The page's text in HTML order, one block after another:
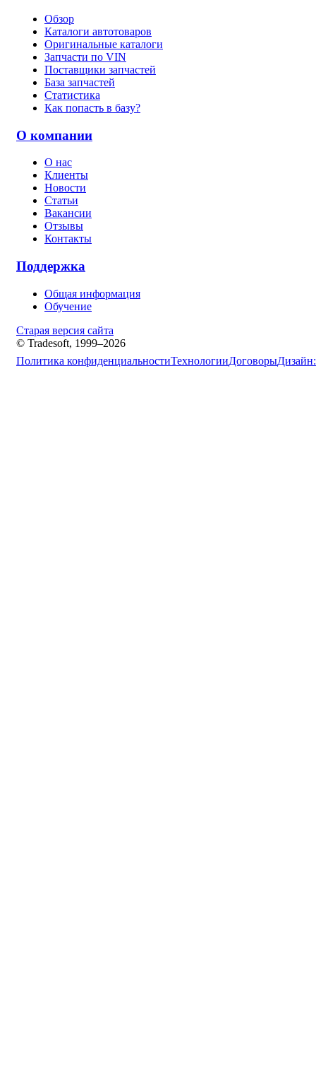
Обзор
Каталоги автотоваров
Оригинальные каталоги
Запчасти по VIN
Поставщики запчастей
База запчастей
Статистика
Как попасть в базу?
О компании
О нас
Клиенты
Новости
Статьи
Вакансии
Отзывы
Контакты
Поддержка
Общая информация
Обучение
Старая версия сайта
© Tradesoft, 1999–2026
Политика конфиденциальностиТехнологииДоговорыДизайн: